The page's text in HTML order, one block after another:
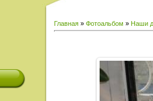
Главная » Фотоальбом » Наши